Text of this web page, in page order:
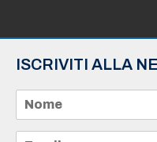
ISCRIVITI ALLA
m
e